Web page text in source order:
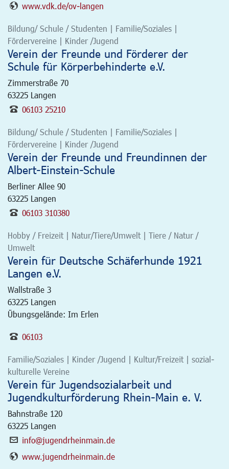
www.vdk.de/ov-langen
Bildung/ Schule / Studenten | Familie/Soziales |
Fördervereine | Kinder /Jugend
Verein der Freunde und Förderer der
Schule für Körperbehinderte e.V.
Zimmerstraße 70
63225 Langen
06103 25210
Bildung/ Schule / Studenten | Familie/Soziales |
Fördervereine | Kinder /Jugend
Verein der Freunde und Freundinnen der
Albert-Einstein-Schule
Berliner Allee 90
63225 Langen
06103 310380
Hobby / Freizeit | Natur/Tiere/Umwelt | Tiere / Natur /
Umwelt
Verein für Deutsche Schäferhunde 1921
Langen e.V.
Wallstraße 3
63225 Langen
Übungsgelände: Im Erlen
06103
Familie/Soziales | Kinder /Jugend | Kultur/Freizeit | sozial-
kulturelle Vereine
Verein für Jugendsozialarbeit und
Jugendkulturförderung Rhein-Main e. V.
Bahnstraße 120
63225 Langen
info@jugendrheinmain.de
www.jugendrheinmain.de